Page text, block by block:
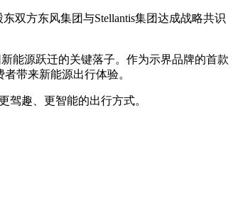
双方东风集团与Stellantis集团达成战略共识
能源跃迁的关键落子。作为示界品牌的首款
带来新能源出行体验。
驾趣、更智能的出行方式。